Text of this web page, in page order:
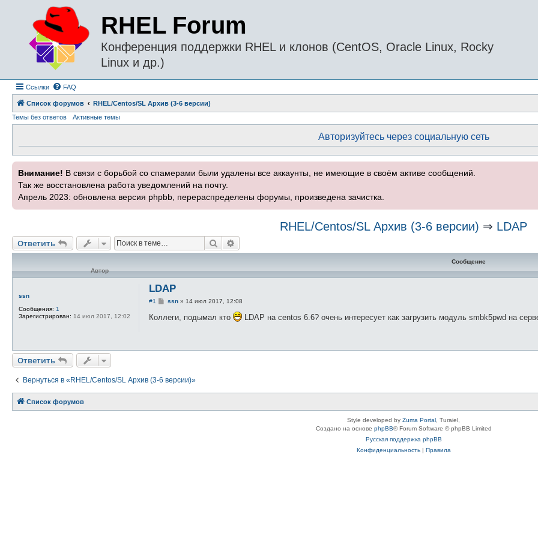
RHEL Forum
Конференция поддержки RHEL и клонов (CentOS, Oracle Linux, Rocky
Linux и др.)
Ссылки FAQ
Список форумов
RHEL/Centos/SL Архив (3-6 версии)
Темы без ответов
Активные темы
Авторизуйтесь через социальную сеть
Внимание! В связи с борьбой со спамерами были удалены все аккаунты, не имеющие в своём активе сообщений.
Так же восстановлена работа уведомлений на почту.
Апрель 2023: обновлена версия phpbb, перераспределены форумы, произведена зачистка.
RHEL/Centos/SL Архив (3-6 версии) ⇒ LDAP
Ответить Поиск
Сообщение
Автор
ssn
Сообщения: 1
Зарегистрирован: 14 июл 2017, 12:02
LDAP
#1
С
о
б
и
ssn» 14 июл 2017, 12:08
Коллеги, подымал кто LDAP на centos 6.6? очень интересует как загрузить модуль smbk5pwd на
Ответить
Вернуться в «RHEL/Centos/SL Архив (3-6 версии)»
Список форумов
Style developed by Zuma Portal , Turaiel,
Создано на основе phpBB® Forum Software © phpBB Limited
Русская поддержка phpBB
Конфиденциальность| Правила